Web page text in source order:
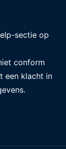
sectie op
conform
een klacht in